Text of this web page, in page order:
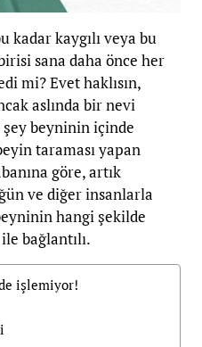
kadar kaygılı veya bu
sana daha önce her
mi? Evet haklısın,
aslında bir nevi
beyninin içinde
taraması yapan
göre, artık
ve diğer insanlarla
hangi şekilde
bağlantılı.
işlemiyor!